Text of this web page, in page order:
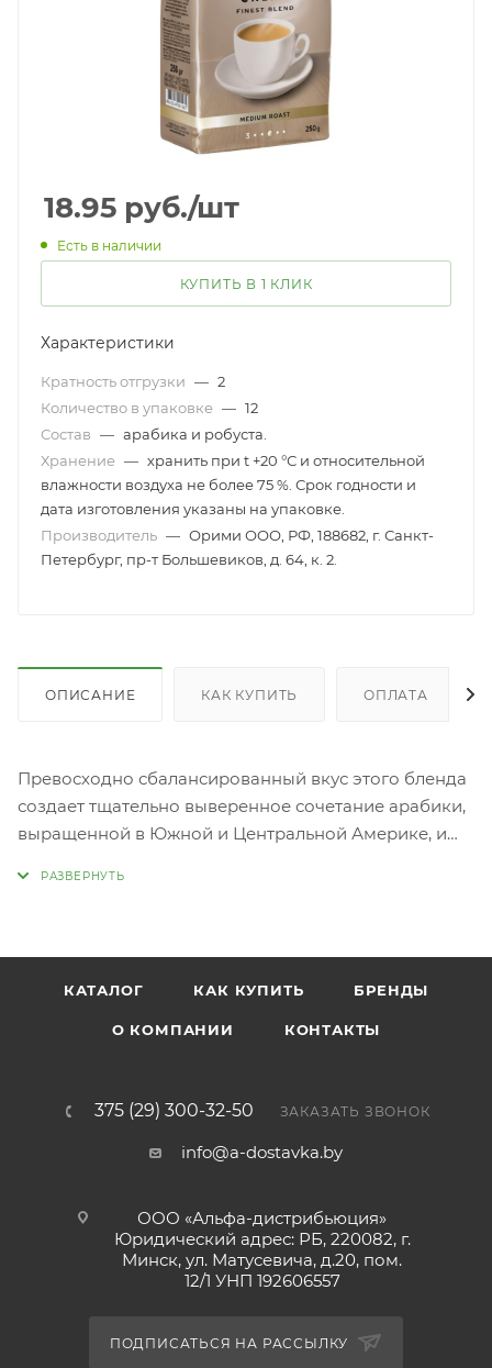
18.95 руб./шт
Есть в наличии
КУПИТЬ В 1 КЛИК
Характеристики
Кратность отгрузки — 2
Количество в упаковке — 12
Состав — арабика и робуста.
Хранение — хранить при t +20 °С и относительной
влажности воздуха не более 75 %. Срок годности и
дата изготовления указаны на упаковке.
Производитель — Орими ООО, РФ, 188682, г. Санкт-
Петербург, пр-т Большевиков, д. 64, к. 2.
ОПИСАНИЕ КАК КУПИТЬ ОПЛАТА
Превосходно сбалансированный вкус этого бленда
создает тщательно выверенное сочетание арабики,
выращенной в Южной и Центральной Америке, и
КАТАЛОГ КАК КУПИТЬ БРЕНДЫ
О КОМПАНИИ КОНТАКТЫ
375 (29) 300-32-50 ЗАКАЗАТЬ ЗВОНОК
info@a-dostavka.by
ООО «Альфа-дистрибьюция»
Юридический адрес: РБ, 220082, г.
Минск, ул. Матусевича, д.20, пом.
12/1 УНП 192606557
ПОДПИСАТЬСЯ НА РАССЫЛКУ